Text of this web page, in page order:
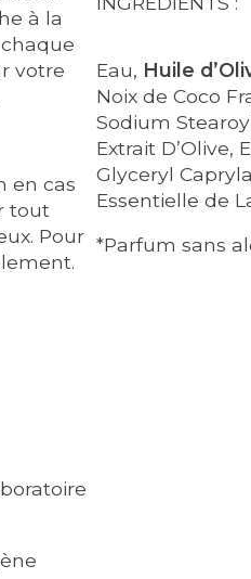
à la
votre
en cas
tout
Pour
Eau, Huile
Noix de Coco
Sodium
Extrait
Glyceryl
Essentielle de
*Parfum sans